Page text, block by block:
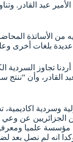
عبد القادر.
الدولي للكتاب ثريا، حيث أكد
عديدة بلغات أخرى
السردية
وأن “ننتج
وسردية
الجزائريين عن
مؤسسة علميا
انه لم نصل بعد